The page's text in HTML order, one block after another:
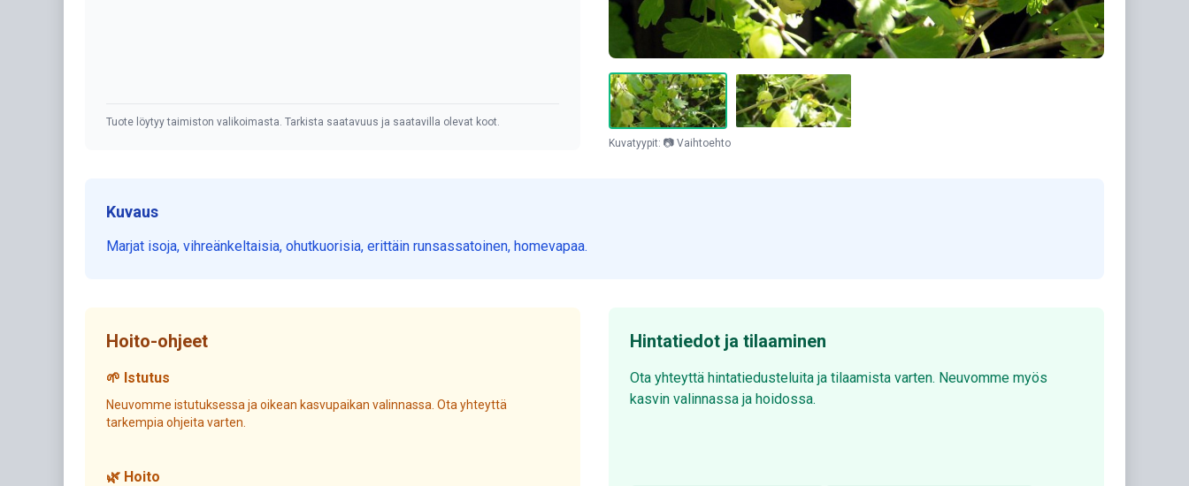
Tuote löytyy taimiston valikoimasta. Tarkista saatavuus ja saatavilla olevat koot.
Kuvatyypit: 📷 Vaihtoehto
Kuvaus
Marjat isoja, vihreänkeltaisia, ohutkuorisia, erittäin runsassatoinen, homevapaa.
Hoito-ohjeet
🌱 Istutus
Neuvomme istutuksessa ja oikean kasvupaikan valinnassa. Ota yhteyttä
tarkempia ohjeita varten.
🌿 Hoito
Hintatiedot ja tilaaminen
Ota yhteyttä hintatiedusteluita ja tilaamista varten. Neuvomme myös
kasvin valinnassa ja hoidossa.